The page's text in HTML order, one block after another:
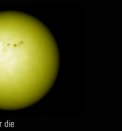
die